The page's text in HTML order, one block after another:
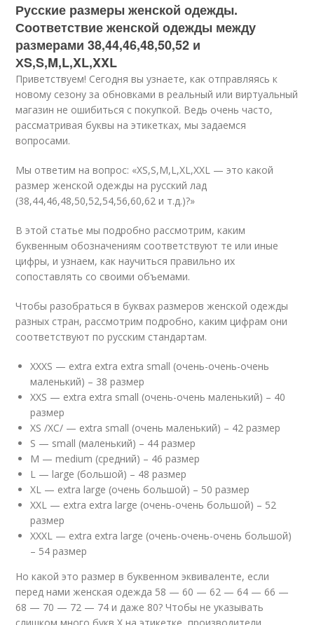
Русские размеры женской одежды.
Соответствие женской одежды между
размерами 38,44,46,48,50,52 и
ХS,S,M,L,XL,XXL
Приветствуем! Сегодня вы узнаете, как отправляясь к
новому сезону за обновками в реальный или виртуальный
магазин не ошибиться с покупкой. Ведь очень часто,
рассматривая буквы на этикетках, мы задаемся
вопросами.
Мы ответим на вопрос: «ХS,S,M,L,XL,XXL — это какой
размер женской одежды на русский лад
(38,44,46,48,50,52,54,56,60,62 и т.д.)?»
В этой статье мы подробно рассмотрим, каким
буквенным обозначениям соответствуют те или иные
цифры, и узнаем, как научиться правильно их
сопоставлять со своими объемами.
Чтобы разобраться в буквах размеров женской одежды
разных стран, рассмотрим подробно, каким цифрам они
соответствуют по русским стандартам.
ХXХS — eхtra eхtra eхtra small (очень-очень-очень
маленький) – 38 размер
ХXS — eхtra eхtra small (очень-очень маленький) – 40
размер
ХS /ХС/ — eхtra small (очень маленький) – 42 размер
S — small (маленький) – 44 размер
M — medium (средний) – 46 размер
L — large (большой) – 48 размер
XL — extra large (очень большой) – 50 размер
XXL — extra extra large (очень-очень большой) – 52
размер
XХXL — extra extra large (очень-очень-очень большой)
– 54 размер
Но какой это размер в буквенном эквиваленте, если
перед нами женская одежда 58 — 60 — 62 — 64 — 66 —
68 — 70 — 72 — 74 и даже 80? Чтобы не указывать